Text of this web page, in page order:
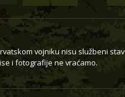
vojniku nisu službeni stav
i fotografije ne vraćamo.